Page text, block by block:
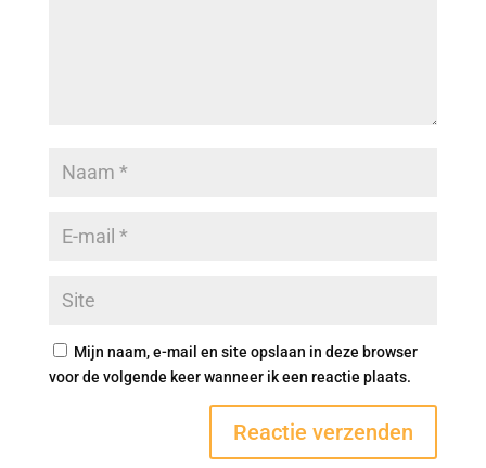
Mijn naam, e-mail en site opslaan in deze browser
voor de volgende keer wanneer ik een reactie plaats.